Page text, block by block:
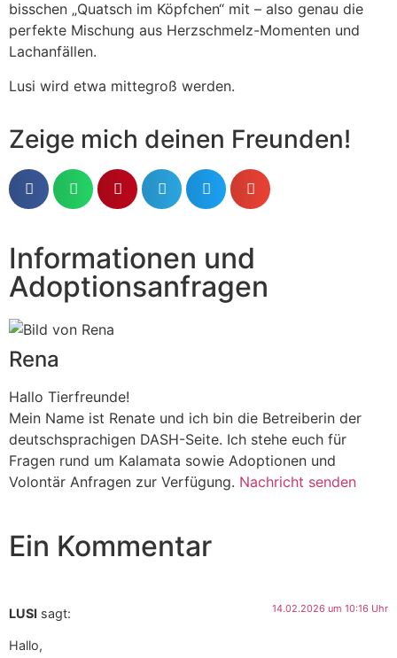
bisschen „Quatsch im Köpfchen“ mit – also genau die
perfekte Mischung aus Herzschmelz-Momenten und
Lachanfällen.
Lusi wird etwa mittegroß werden.
Zeige mich deinen Freunden!
Informationen und
Adoptionsanfragen
Rena
Hallo Tierfreunde!
Mein Name ist Renate und ich bin die Betreiberin der
deutschsprachigen DASH-Seite. Ich stehe euch für
Fragen rund um Kalamata sowie Adoptionen und
Volontär Anfragen zur Verfügung. Nachricht senden
Ein Kommentar
LUSI sagt: 14.02.2026 um 10:16 Uhr
Hallo,